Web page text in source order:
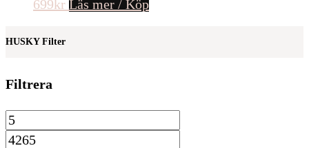
699kr Läs mer / Köp
HUSKY Filter
Filtrera